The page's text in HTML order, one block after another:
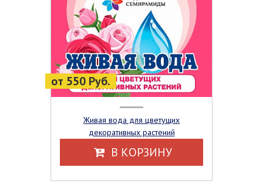
от 550 Руб.
Живая вода для цветущих
декоративных растений
В КОРЗИНУ